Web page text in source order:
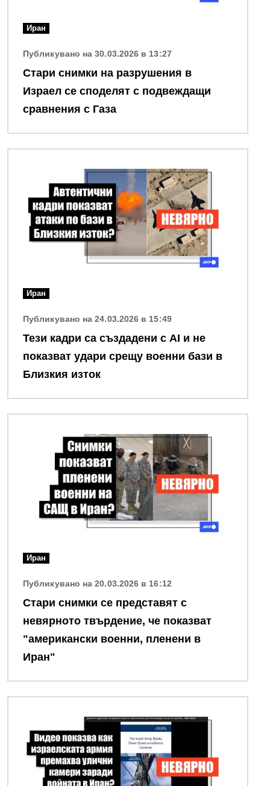
Иран
Публикувано на 30.03.2026 в 13:27
Стари снимки на разрушения в
Израел се споделят с подвеждащи
сравнения с Газа
Иран
Публикувано на 24.03.2026 в 15:49
Тези кадри са създадени с AI и не
показват удари срещу военни бази в
Близкия изток
Иран
Публикувано на 20.03.2026 в 16:12
Стари снимки се представят с
невярното твърдение, че показват
"американски военни, пленени в
Иран"